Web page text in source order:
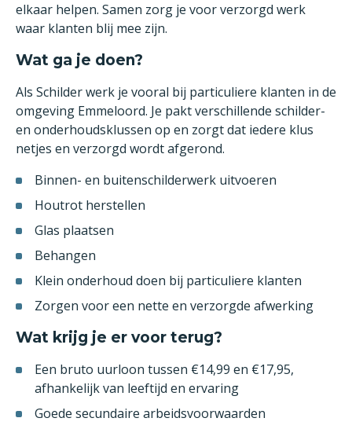
elkaar helpen. Samen zorg je voor verzorgd werk
waar klanten blij mee zijn.
Wat ga je doen?
Als Schilder werk je vooral bij particuliere klanten in de
omgeving Emmeloord. Je pakt verschillende schilder-
en onderhoudsklussen op en zorgt dat iedere klus
netjes en verzorgd wordt afgerond.
Binnen- en buitenschilderwerk uitvoeren
Houtrot herstellen
Glas plaatsen
Behangen
Klein onderhoud doen bij particuliere klanten
Zorgen voor een nette en verzorgde afwerking
Wat krijg je er voor terug?
Een bruto uurloon tussen €14,99 en €17,95,
afhankelijk van leeftijd en ervaring
Goede secundaire arbeidsvoorwaarden